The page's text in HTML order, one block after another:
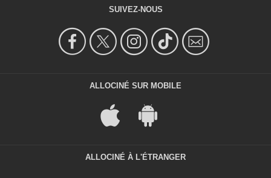
SUIVEZ-NOUS
ALLOCINÉ SUR MOBILE
ALLOCINÉ À L'ÉTRANGER